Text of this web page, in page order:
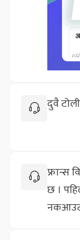
दुवै
फ्रान्स
छ ।
नकआउट